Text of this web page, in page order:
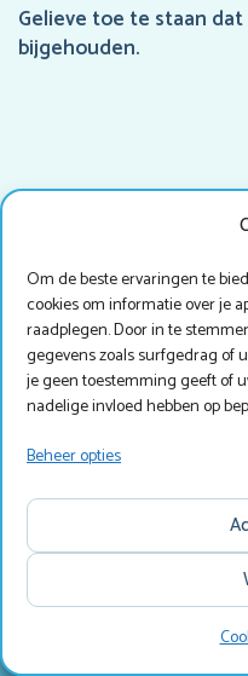
Om de beste ervaringen te
cookies om informatie over je
raadplegen. Door in te
gegevens zoals surfgedrag of
je geen toestemming geeft of
nadelige invloed hebben op
Beheer opties
Gelieve toe te staan
bijgehouden.
Website, ontwerp